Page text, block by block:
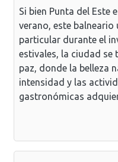
Si bien Punta del Este
verano, este balneario
particular durante el
estivales, la ciudad se
paz, donde la belleza
intensidad y las
gastronómicas